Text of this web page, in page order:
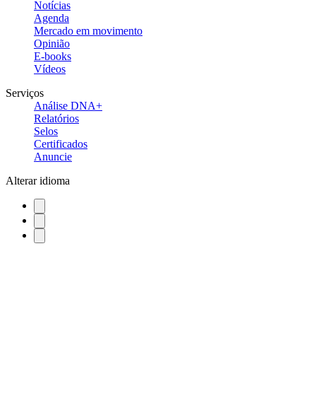
Notícias
Agenda
Mercado em movimento
Opinião
E-books
Vídeos
Serviços
Análise DNA+
Relatórios
Selos
Certificados
Anuncie
Alterar idioma